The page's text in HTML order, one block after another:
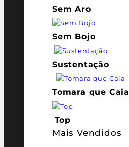
Sem Aro
Sem Bojo
Sustentação
Tomara que Caia
Top
Mais Vendidos